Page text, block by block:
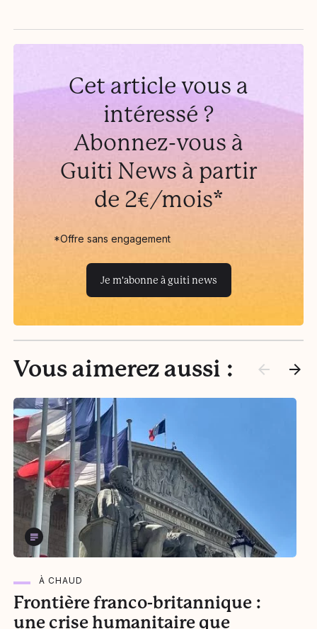
Cet article vous a
intéressé ?
Abonnez-vous à
Guiti News à partir
de 2€/mois*
*Offre sans engagement
Je m'abonne à guiti news
Vous aimerez aussi :
À CHAUD
Frontière franco-britannique :
une crise humanitaire que